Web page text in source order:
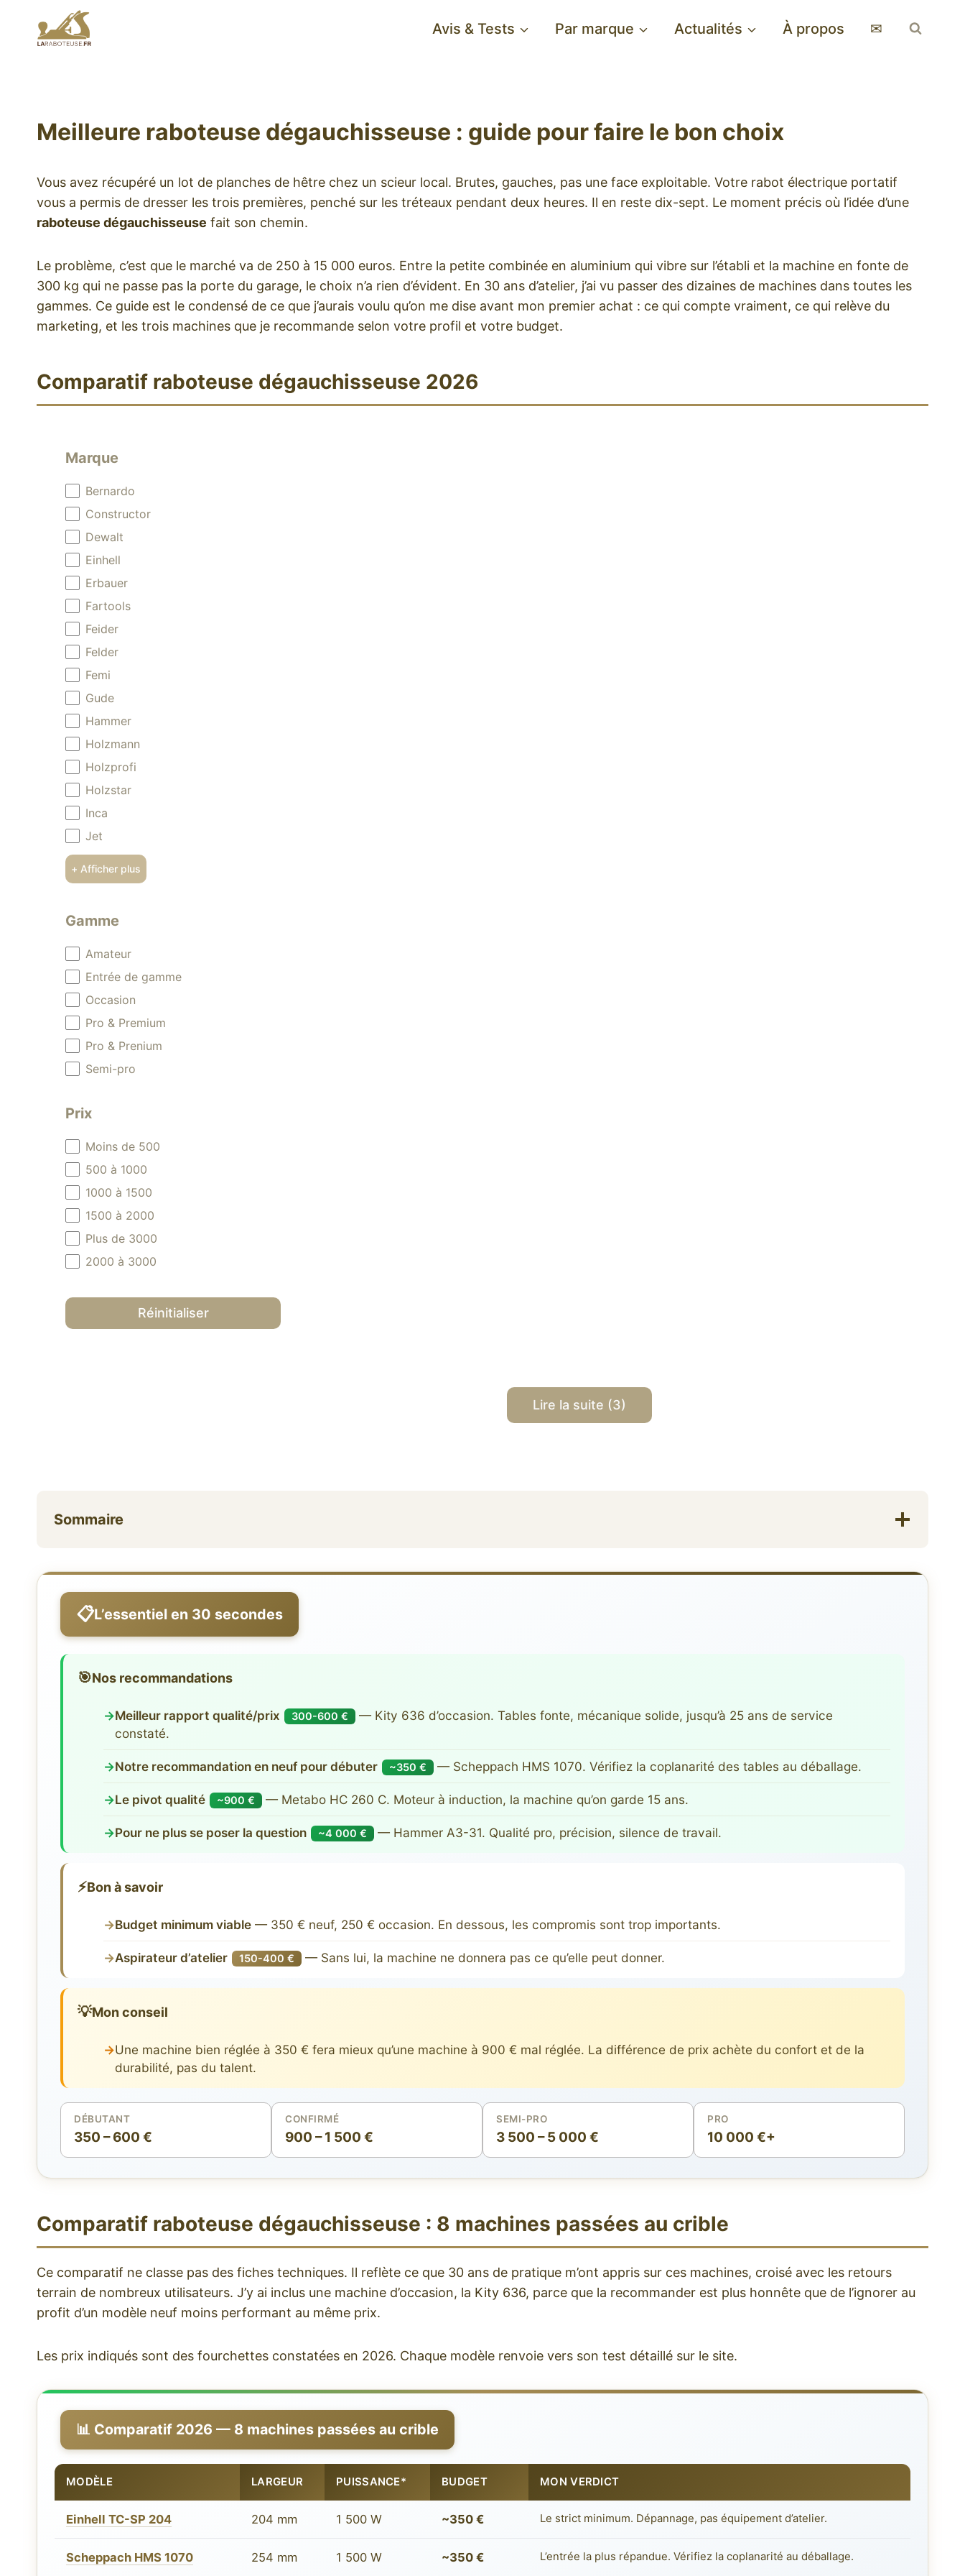
contenu
Avis & Tests Par marque Actualités À propos ✉
Meilleure raboteuse dégauchisseuse : guide pour faire le bon choix
Vous avez récupéré un lot de planches de hêtre chez un scieur local. Brutes, gauches, pas une face exploitable. Votre rabot électrique portatif
vous a permis de dresser les trois premières, penché sur les tréteaux pendant deux heures. Il en reste dix-sept. Le moment précis où l’idée d’une
raboteuse dégauchisseuse fait son chemin.
Le problème, c’est que le marché va de 250 à 15 000 euros. Entre la petite combinée en aluminium qui vibre sur l’établi et la machine en fonte de
300 kg qui ne passe pas la porte du garage, le choix n’a rien d’évident. En 30 ans d’atelier, j’ai vu passer des dizaines de machines dans toutes les
gammes. Ce guide est le condensé de ce que j’aurais voulu qu’on me dise avant mon premier achat : ce qui compte vraiment, ce qui relève du
marketing, et les trois machines que je recommande selon votre profil et votre budget.
Comparatif raboteuse dégauchisseuse 2026
Marque
Marque
Bernardo
Constructor
Dewalt
Einhell
Erbauer
Fartools
Feider
Felder
Femi
Gude
Hammer
Holzmann
Holzprofi
Holzstar
Inca
Jet
+ Afficher plus
Gamme
Gamme
Amateur
Entrée de gamme
Occasion
Pro & Premium
Pro & Prenium
Semi-pro
Prix
PrixMoins de 500
500 à 1000
1000 à 1500
1500 à 2000
Plus de 3000
2000 à 3000
Réinitialiser
Lire la suite (3)
Sommaire
📋L’essentiel en 30 secondes
🎯Nos recommandations
Meilleur rapport qualité/prix 300-600 €
— Kity 636 d’occasion. Tables fonte, mécanique solide, jusqu’à 25 ans de service
constaté.
Notre recommandation en neuf pour débuter ~350 € — Scheppach HMS 1070. Vérifiez la coplanarité des tables au déballage.
Le pivot qualité ~900 € — Metabo HC 260 C. Moteur à induction, la machine qu’on garde 15 ans.
Pour ne plus se poser la question ~4 000 € — Hammer A3-31. Qualité pro, précision, silence de travail.
⚡Bon à savoir
Budget minimum viable — 350 € neuf, 250 € occasion. En dessous, les compromis sont trop importants.
Aspirateur d’atelier 150-400 € — Sans lui, la machine ne donnera pas ce qu’elle peut donner.
💡Mon conseil
Une machine bien réglée à 350 € fera mieux qu’une machine à 900 € mal réglée. La différence de prix achète du confort et de la
durabilité, pas du talent.
DÉBUTANT
350 – 600 €
CONFIRMÉ
900 – 1 500 €
SEMI-PRO
3 500 – 5 000 €
PRO
10 000 €+
Comparatif raboteuse dégauchisseuse : 8 machines passées au crible
Ce comparatif ne classe pas des fiches techniques. Il reflète ce que 30 ans de pratique m’ont appris sur ces machines, croisé avec les retours
terrain de nombreux utilisateurs. J’y ai inclus une machine d’occasion, la Kity 636, parce que la recommander est plus honnête que de l’ignorer au
profit d’un modèle neuf moins performant au même prix.
Les prix indiqués sont des fourchettes constatées en 2026. Chaque modèle renvoie vers son test détaillé sur le site.
📊 Comparatif 2026 — 8 machines passées au crible
MODÈLE LARGEUR PUISSANCE* BUDGET MON VERDICT
Einhell TC-SP 204 204 mm 1 500 W ~350 € Le strict minimum. Dépannage, pas équipement d’atelier.
Scheppach HMS 1070 254 mm 1 500 W ~350 € L’entrée la plus répandue. Vérifiez la coplanarité au déballage.